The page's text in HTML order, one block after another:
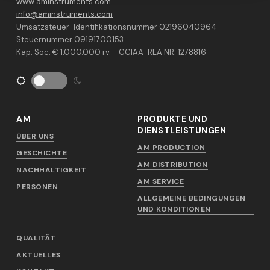
info@aminstruments.com
Umsatzsteuer-Identifikationsnummer 02196040964 -
Steuernummer 09191700153
Kap. Soc. € 1.000.000 i.v. - CCIAA-REA NR. 1278816
AM
ÜBER UNS
GESCHICHTE
NACHHALTIGKEIT
PERSONEN
PRODUKTE UND
DIENSTLEISTUNGEN
AM PRODUCTION
AM DISTRIBUTION
AM SERVICE
ALLGEMEINE BEDINGUNGEN
UND KONDITIONEN
QUALITÄT
AKTUELLES